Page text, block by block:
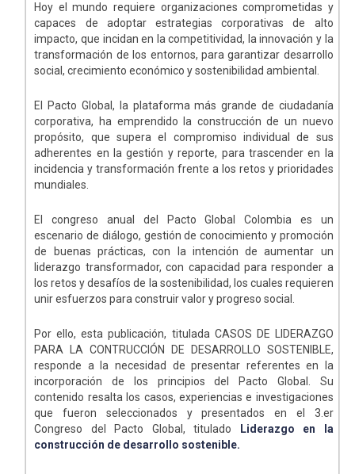
Hoy el mundo requiere organizaciones comprometidas y
capaces de adoptar estrategias corporativas de alto
impacto, que incidan en la competitividad, la innovación y la
transformación de los entornos, para garantizar desarrollo
social, crecimiento económico y sostenibilidad ambiental.
El Pacto Global, la plataforma más grande de ciudadanía
corporativa, ha emprendido la construcción de un nuevo
propósito, que supera el compromiso individual de sus
adherentes en la gestión y reporte, para trascender en la
incidencia y transformación frente a los retos y prioridades
mundiales.
El congreso anual del Pacto Global Colombia es un
escenario de diálogo, gestión de conocimiento y promoción
de buenas prácticas, con la intención de aumentar un
liderazgo transformador, con capacidad para responder a
los retos y desafíos de la sostenibilidad, los cuales requieren
unir esfuerzos para construir valor y progreso social.
Por ello, esta publicación, titulada CASOS DE LIDERAZGO
PARA LA CONTRUCCIÓN DE DESARROLLO SOSTENIBLE,
responde a la necesidad de presentar referentes en la
incorporación de los principios del Pacto Global. Su
contenido resalta los casos, experiencias e investigaciones
que fueron seleccionados y presentados en el 3.er
Congreso del Pacto Global, titulado
Liderazgo en la
construcción de desarrollo sostenible.